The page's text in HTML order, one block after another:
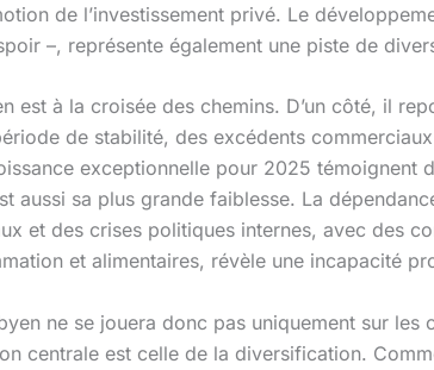
de l’investissement privé. Le
–, représente également une piste de
est à la croisée des chemins. D’un côté, il
de stabilité, des excédents
exceptionnelle pour 2025
aussi sa plus grande faiblesse. La
et des crises politiques internes, avec des
et alimentaires, révèle une incapacité
ne se jouera donc pas uniquement sur
centrale est celle de la diversification.